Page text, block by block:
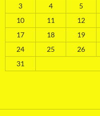
3
4 5
10
11 12
17
18 19
24
25 26
31